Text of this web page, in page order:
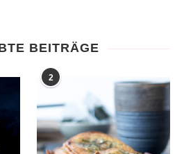
BEITRÄGE
2